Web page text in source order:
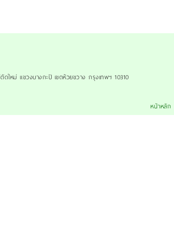
หม่ แขวงบางกะปิ เขตห้วยขวาง กรุงเทพฯ 10310
หน้าหลัก